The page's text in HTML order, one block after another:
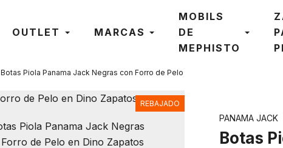
OUTLET MARCAS
MOBILS
DE
MEPHISTO
Botas Piola Panama Jack Negras con Forro de Pelo
REBAJADO
PANAMA JACK
Botas